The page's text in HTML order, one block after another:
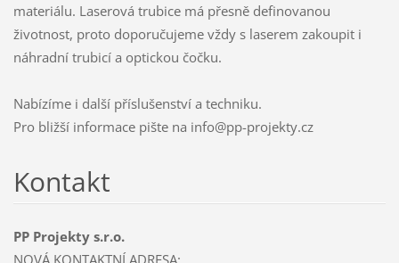
materiálu. Laserová trubice má přesně definovanou
životnost, proto doporučujeme vždy s laserem zakoupit i
náhradní trubicí a optickou čočku.
Nabízíme i další příslušenství a techniku.
Pro bližší informace pište na info@pp-projekty.cz
Kontakt
PP Projekty s.r.o.
NOVÁ KONTAKTNÍ ADRESA: